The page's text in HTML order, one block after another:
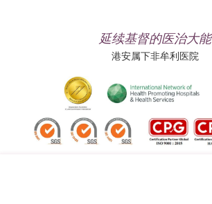
延续基督的医治大能
港安属下非牟利医院